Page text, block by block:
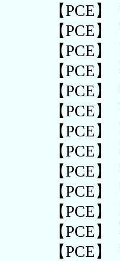
【PCE
【PCE
【PCE
【PCE
【PCE
【PCE
【PCE
【PCE
【PCE
【PCE
【PCE
【PCE
【PCE